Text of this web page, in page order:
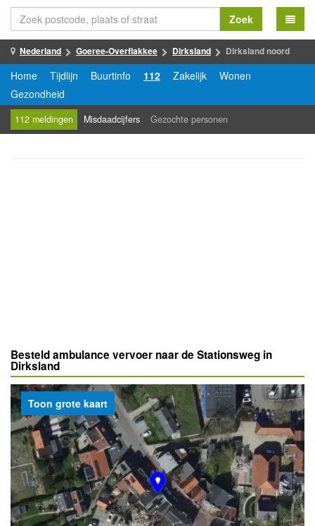
Zoek
Nederland Goeree-Overflakkee Dirksland Dirksland noord
Home Tijdlijn Buurtinfo 112 Zakelijk
Wonen
Gezondheid
112 meldingen Misdaadcijfers Gezochte personen
Besteld ambulance vervoer naar de Stationsweg in
Dirksland
Toon grote kaart